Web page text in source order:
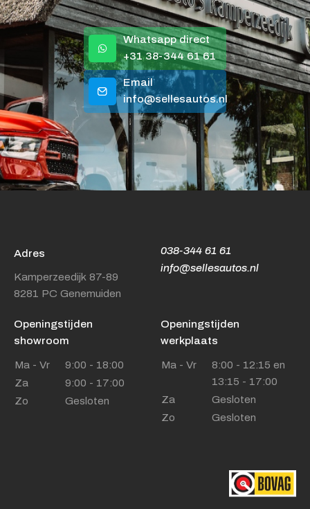
Whatsapp direct
+31 38-344 61 61
Email
info@sellesautos.nl
038-344 61 61
info@sellesautos.nl
Adres
Kamperzeedijk 87-89
8281 PC Genemuiden
Openingstijden
showroom
Ma - Vr
9:00 - 18:00
Za
9:00 - 17:00
Zo
Gesloten
Openingstijden
werkplaats
Ma - Vr
8:00 - 12:15 en
13:15 - 17:00
Za
Gesloten
Zo
Gesloten